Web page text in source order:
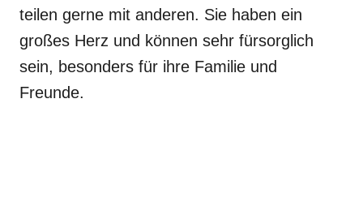
teilen gerne mit anderen. Sie haben ein
großes Herz und können sehr fürsorglich
sein, besonders für ihre Familie und
Freunde.